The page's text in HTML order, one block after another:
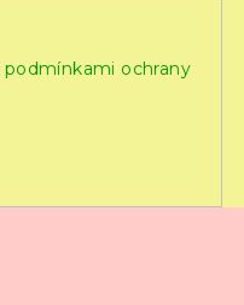
podmínkami ochrany